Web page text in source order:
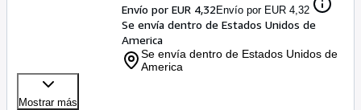
Envío por EUR 4,32Envío por EUR 4,32
Se envía dentro de Estados Unidos de
America
Se envía dentro de Estados Unidos de
America
Mostrar más